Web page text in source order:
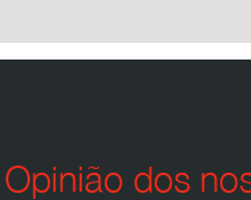
Opinião dos